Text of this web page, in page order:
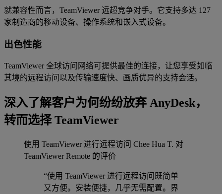
就兼容性而言，TeamViewer 远超竞争对手。它支持多达 127
家制造商的移动设备、操作系统和嵌入式设备。
出色性能
TeamViewer 全球访问网络可提供最佳的连接，让您享受如临
其境的远程访问以及传输速度快、画质优异的支持会话。
深入了解客户为何纷纷放弃 AnyDesk，
转而选择 TeamViewer
使用 TeamViewer 进行远程访问 Chee Hua T. 对
TeamViewer Remote 的评价
“使用 TeamViewer 进行远程访问既简单
又方便。安装便捷，几乎无需配置。界